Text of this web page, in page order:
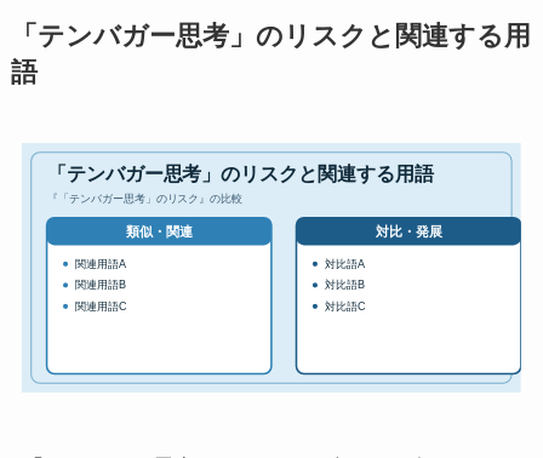
「テンバガー思考」のリスクと関連する用
語